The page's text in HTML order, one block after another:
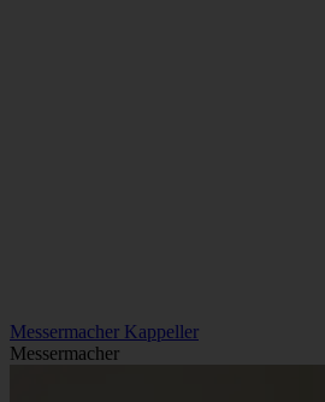
Messermacher Kappeller
Messermacher